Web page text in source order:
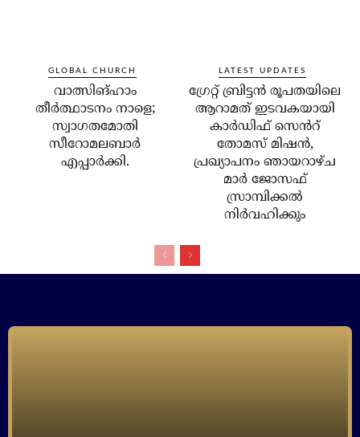
GLOBAL CHURCH
വാത്സിങ്ഹാം
തീർത്ഥാടനം നാളെ;
സ്വാഗതമോതി
സീറോമലബാർ
എപ്പാർക്കി.
LATEST UPDATES
ഗ്രേറ്റ് ബ്രിട്ടൻ രൂപതയിലെ
ആറാമത് ഇടവകയായി
കാർഡിഫ് സെൻറ്
തോമസ് മിഷൻ,
പ്രഖ്യാപനം ഞായറാഴ്ച
മാർ ജോസഫ്
സ്രാമ്പിക്കൽ
നിർവഹിക്കും